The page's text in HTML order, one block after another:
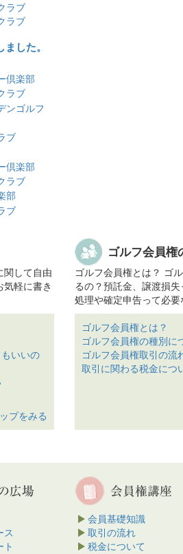
ラブ
ラブ
した。
倶楽部
ラブ
ンゴルフ
ブ
倶楽部
ラブ
部
ブ
2026-04-28
東京国
変更及
2026-04-28
北の杜
2026-04-15
ザ ナシ
について
2026-04-15
ザ ナシ
について
2026-04-09
長竹CC
東京国
2026-04-01
太平洋
2026-04-01
真名CC
2026-04-01
ロイヤ
いて
2026-03-27
富士小
について
レ
ク
高
ー
で
プ
岩
れ
関して自由
軽に書き
いいの
プをみる
ゴルフ会員権
ゴルフ会員権とは？ ゴ
るの？預託金、譲渡損
処理や確定申告って必要
ゴルフ会員権とは？
ゴルフ会員権の種別に
ゴルフ会員権取引の流
取引に関わる税金につ
ス
ト
会員基礎知識
取引の流れ
税金について